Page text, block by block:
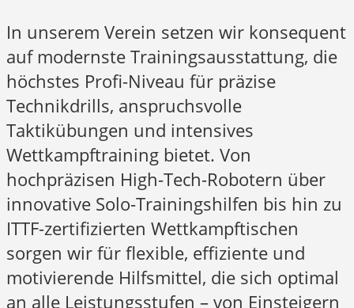
In unserem Verein setzen wir konsequent
auf modernste Trainingsausstattung, die
höchstes Profi-Niveau für präzise
Technikdrills, anspruchsvolle
Taktikübungen und intensives
Wettkampftraining bietet. Von
hochpräzisen High-Tech-Robotern über
innovative Solo-Trainingshilfen bis hin zu
ITTF-zertifizierten Wettkampftischen
sorgen wir für flexible, effiziente und
motivierende Hilfsmittel, die sich optimal
an alle Leistungsstufen – von Einsteigern